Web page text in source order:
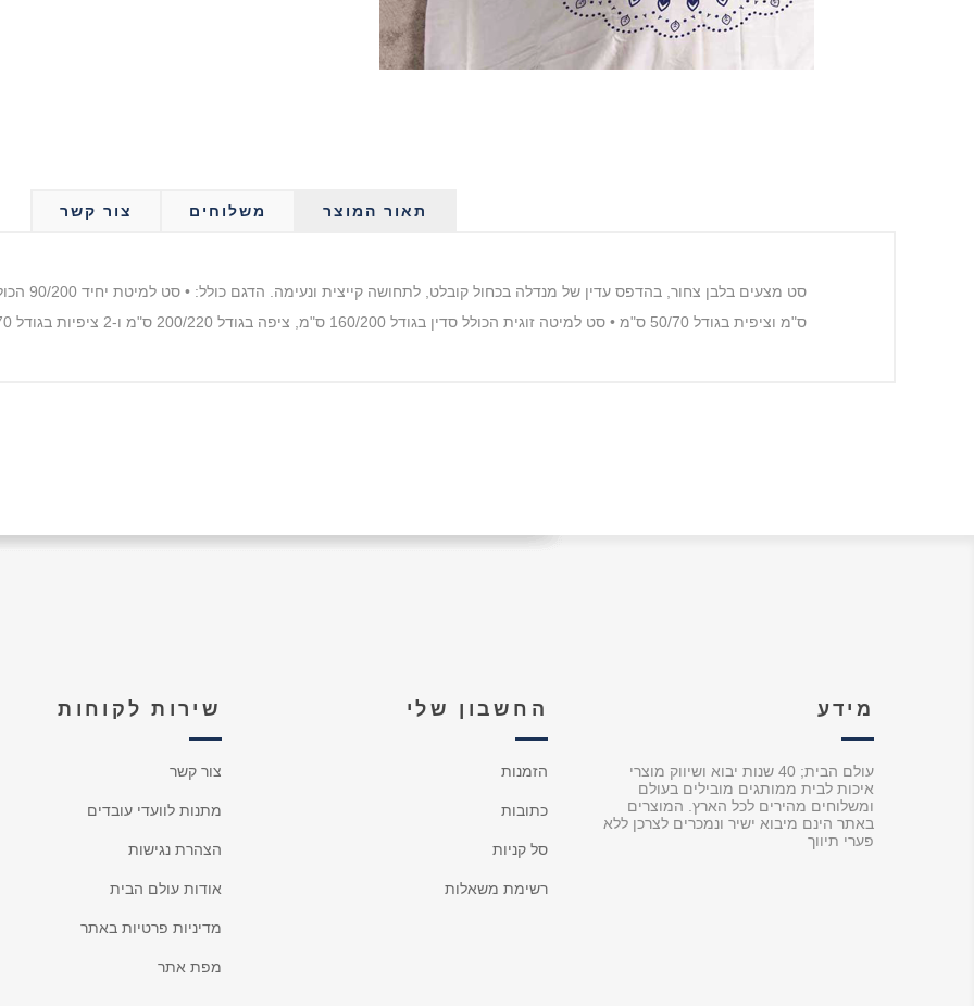
תאור המוצר משלוחים צור קשר
ס"מ וציפית בגודל 50/70 ס"מ • סט למיטה זוגית הכולל סדין בגודל 160/200 ס"מ, ציפה בגודל 200/220 ס"מ ו-2 ציפיות בגודל 50/70 ס"מ
מידע
עולם הבית; 40 שנות יבוא ושיווק מוצרי
איכות לבית ממותגים מובילים בעולם
ומשלוחים מהירים לכל הארץ. המוצרים
באתר הינם מיבוא ישיר ונמכרים לצרכן ללא
פערי תיווך
החשבון שלי
הזמנות
כתובות
סל קניות
רשימת משאלות
שירות לקוחות
צור קשר
מתנות לוועדי עובדים
הצהרת נגישות
אודות עולם הבית
מדיניות פרטיות באתר
מפת אתר